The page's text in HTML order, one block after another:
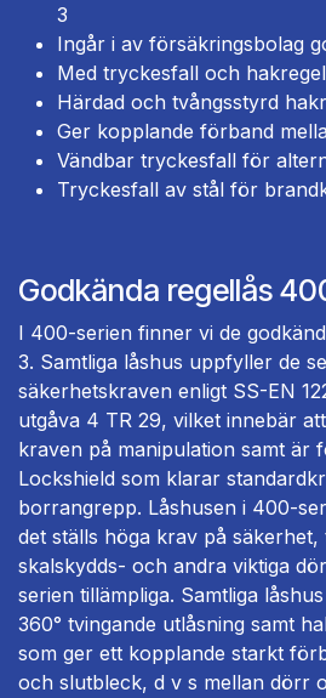
3
Ingår i av försäkringsbolag
Med tryckesfall och hakregel
Härdad och tvångsstyrd
Ger kopplande förband
Vändbar tryckesfall för
Tryckesfall av stål för
Godkända regellås
I 400-serien finner vi de
3. Samtliga låshus uppfyller de
säkerhetskraven enligt SS-EN
utgåva 4 TR 29, vilket innebär
kraven på manipulation samt är
Lockshield som klarar
borrangrepp. Låshusen i 400-
det ställs höga krav på
skalskydds- och andra viktiga
serien tillämpliga. Samtliga
360° tvingande utlåsning samt
som ger ett kopplande starkt
och slutbleck, d v s mellan dörr